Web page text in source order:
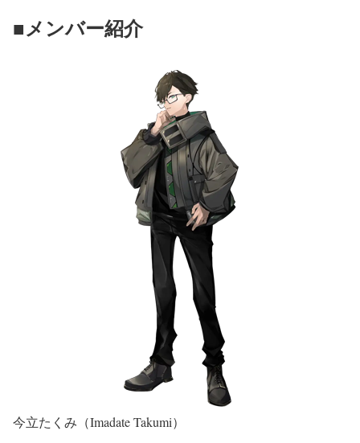
■メンバー紹介
今立たくみ（Imadate Takumi）